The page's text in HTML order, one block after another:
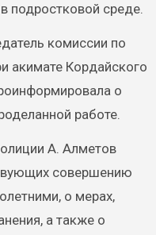
подростковой среде.
комиссии по
акимате Кордайского
о
работе.
А. Алметов
совершению
о мерах,
а также о